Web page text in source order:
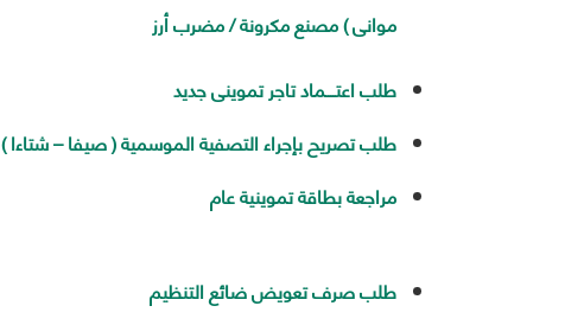
موانى ) مصنع مكرونة / مضرب أرز
طلب اعتــــماد تاجر تموينى جديد
طلب تصريح بإجراء التصفية الموسمية ( صيفا – شتاءا )
مراجعة بطاقة تموينية عام
طلب صرف تعويض ضائع التنظيم